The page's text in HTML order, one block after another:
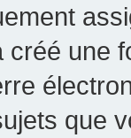
une
que